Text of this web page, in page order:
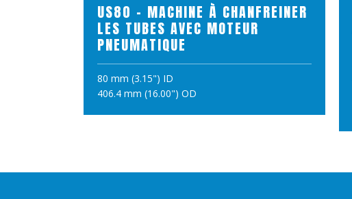
US80 - MACHINE À CHANFREINER
LES TUBES AVEC MOTEUR
PNEUMATIQUE
80 mm (3.15") ID
406.4 mm (16.00") ODAJOUTER AU PANIER